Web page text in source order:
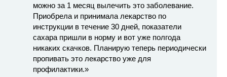
можно за 1 месяц вылечить это заболевание.
Приобрела и принимала лекарство по
инструкции в течение 30 дней, показатели
сахара пришли в норму и вот уже полгода
никаких скачков. Планирую теперь периодически
пропивать это лекарство уже для
профилактики.»